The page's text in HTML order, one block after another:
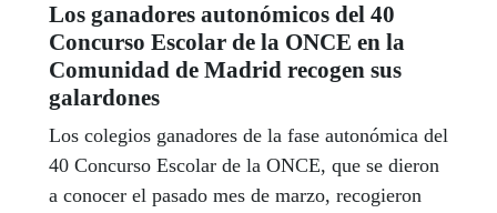
Los ganadores autonómicos del 40
Concurso Escolar de la ONCE en la
Comunidad de Madrid recogen sus
galardones
Los colegios ganadores de la fase autonómica del
40 Concurso Escolar de la ONCE, que se dieron
a conocer el pasado mes de marzo, recogieron